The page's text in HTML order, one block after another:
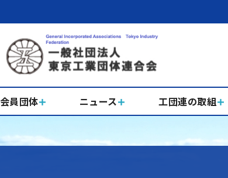
会員団体 ニュース 工団連の取組